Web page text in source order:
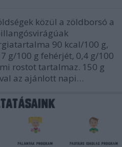
közül a zöldborsó a
90 kcal/100 g,
g/100 g fehérjét, 0,4 g/100
rostot tartalmaz. 150 g
az ajánlott napi…